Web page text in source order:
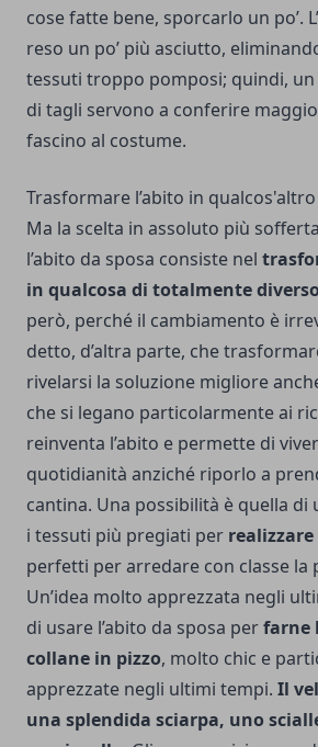
cose fatte bene, sporcarlo un po’.
reso un po’ più asciutto,
tessuti troppo pomposi; quindi, un
di tagli servono a conferire
fascino al costume.
Trasformare l’abito in qualcos'altro
Ma la scelta in assoluto più
l’abito da sposa consiste nel
in qualcosa di totalmente diverso
però, perché il cambiamento è
detto, d’altra parte, che
rivelarsi la soluzione migliore
che si legano particolarmente ai
reinventa l’abito e permette di
quotidianità anziché riporlo a
cantina. Una possibilità è quella di
i tessuti più pregiati per
perfetti per arredare con classe la
Un’idea molto apprezzata negli
di usare l’abito da sposa perfarne
collane in pizzo, molto chic e
apprezzate negli ultimi tempi. Il
una splendida sciarpa, uno